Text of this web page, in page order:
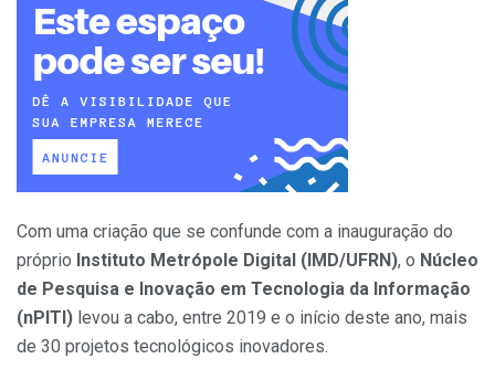
Com uma criação que se confunde com a inauguração do
próprio Instituto Metrópole Digital (IMD/UFRN), o Núcleo
de Pesquisa e Inovação em Tecnologia da Informação
(nPITI) levou a cabo, entre 2019 e o início deste ano, mais
de 30 projetos tecnológicos inovadores.